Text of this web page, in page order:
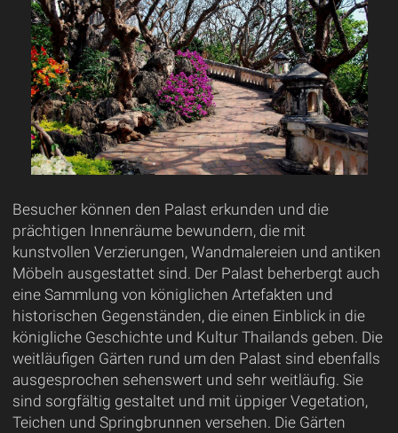
Besucher können den Palast erkunden und die
prächtigen Innenräume bewundern, die mit
kunstvollen Verzierungen, Wandmalereien und antiken
Möbeln ausgestattet sind. Der Palast beherbergt auch
eine Sammlung von königlichen Artefakten und
historischen Gegenständen, die einen Einblick in die
königliche Geschichte und Kultur Thailands geben. Die
weitläufigen Gärten rund um den Palast sind ebenfalls
ausgesprochen sehenswert und sehr weitläufig. Sie
sind sorgfältig gestaltet und mit üppiger Vegetation,
Teichen und Springbrunnen versehen. Die Gärten